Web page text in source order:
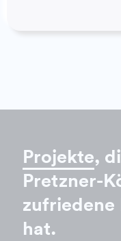
Projekte,
Pretzner-
zufriedene
hat.